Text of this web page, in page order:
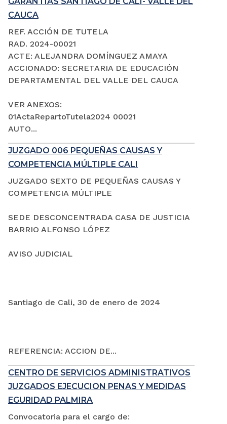
CAUCA
REF. ACCIÓN DE TUTELA
RAD. 2024-00021
ACTE: ALEJANDRA DOMÍNGUEZ AMAYA
ACCIONADO: SECRETARIA DE EDUCACIÓN
DEPARTAMENTAL DEL VALLE DEL CAUCA
VER ANEXOS:
01ActaRepartoTutela2024 00021
AUTO...
JUZGADO 006 PEQUEÑAS CAUSAS Y
COMPETENCIA MÚLTIPLE CALI
JUZGADO SEXTO DE PEQUEÑAS CAUSAS Y
COMPETENCIA MÚLTIPLE
SEDE DESCONCENTRADA CASA DE JUSTICIA
BARRIO ALFONSO LÓPEZ
AVISO JUDICIAL
Santiago de Cali, 30 de enero de 2024
REFERENCIA: ACCION DE...
CENTRO DE SERVICIOS ADMINISTRATIVOS
JUZGADOS EJECUCION PENAS Y MEDIDAS
EGURIDAD PALMIRA
Convocatoria para el cargo de: